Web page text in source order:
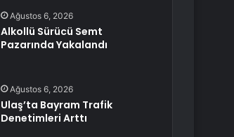
Ağustos 6, 2026
Alkollü Sürücü Semt
Pazarında Yakalandı
Ağustos 6, 2026
Ulaş’ta Bayram Trafik
Denetimleri Arttı